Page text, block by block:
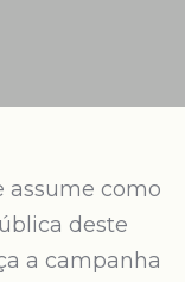
assume como
deste
a campanha